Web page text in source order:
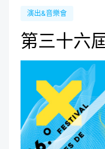
演出&音樂會
第三十六